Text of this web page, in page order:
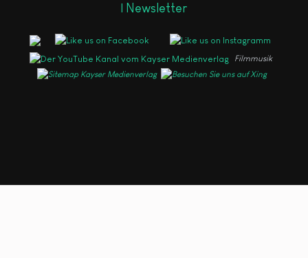
| Newsletter
Filmmusik